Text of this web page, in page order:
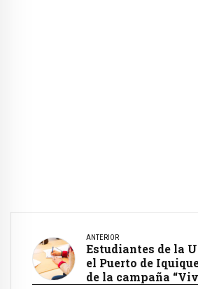
ANTERIOR
Estudiantes de la
el Puerto de
de la campaña